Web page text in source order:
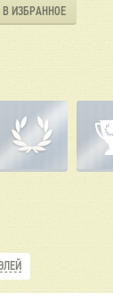
ИЗБРАННОЕ